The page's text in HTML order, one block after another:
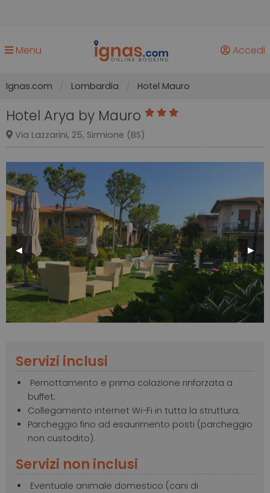
Menu Accedi
Ignas.com Lombardia Hotel Mauro
Hotel Arya by Mauro
Via Lazzarini, 25, Sirmione (BS)
Previous
Slide
◀︎ Next
Slide
▶︎
Servizi inclusi
Pernottamento e prima colazione rinforzata a
buffet;
Collegamento internet Wi-Fi in tutta la struttura;
Parcheggio fino ad esaurimento posti (parcheggio
non custodito).
Servizi non inclusi
Eventuale animale domestico (cani di